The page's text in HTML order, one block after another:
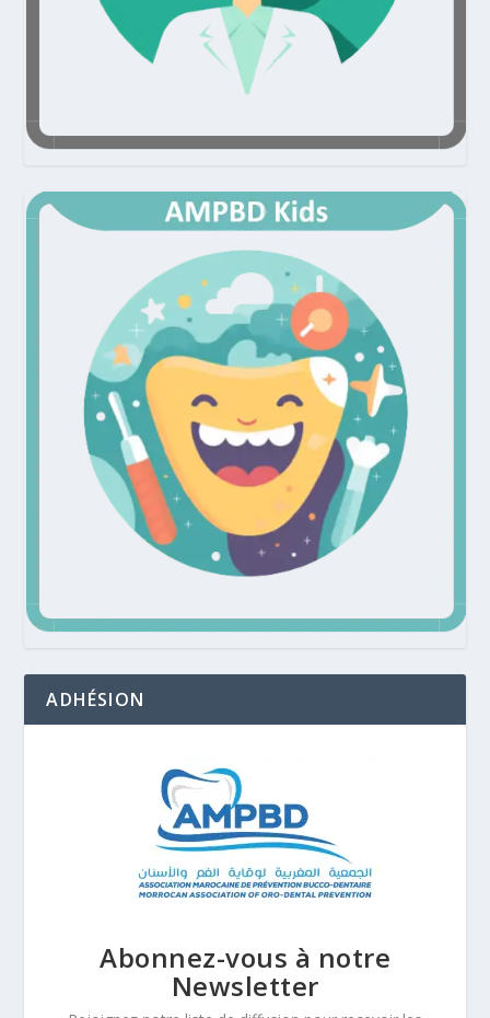
ADHÉSION
Abonnez-vous à notre
Newsletter